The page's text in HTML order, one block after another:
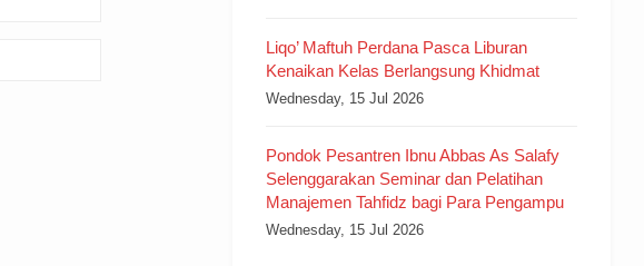
Liqo’ Maftuh Perdana Pasca Liburan
Kenaikan Kelas Berlangsung Khidmat
Wednesday, 15 Jul 2026
Pondok Pesantren Ibnu Abbas As Salafy
Selenggarakan Seminar dan Pelatihan
Manajemen Tahfidz bagi Para Pengampu
Wednesday, 15 Jul 2026